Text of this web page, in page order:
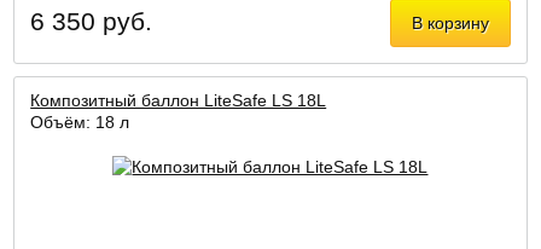
В корзину
6 350 руб.
Композитный баллон LiteSafe LS 18L
Объём: 18 л